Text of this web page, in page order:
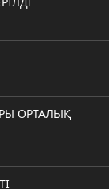
ОРТАЛЫҚ